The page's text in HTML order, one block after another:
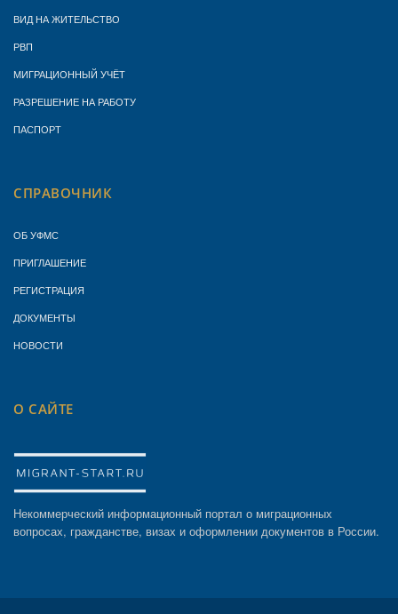
ВИД НА ЖИТЕЛЬСТВО
РВП
МИГРАЦИОННЫЙ УЧЁТ
РАЗРЕШЕНИЕ НА РАБОТУ
ПАСПОРТ
СПРАВОЧНИК
ОБ УФМС
ПРИГЛАШЕНИЕ
РЕГИСТРАЦИЯ
ДОКУМЕНТЫ
НОВОСТИ
О САЙТЕ
Некоммерческий информационный портал о миграционных
вопросах, гражданстве, визах и оформлении документов в России.